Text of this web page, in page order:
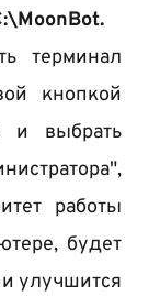
терминал
кнопкой
и выбрать
работы
будет
улучшится